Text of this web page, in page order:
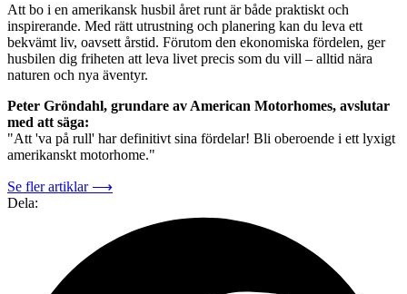
Att bo i en amerikansk husbil året runt är både praktiskt och
inspirerande. Med rätt utrustning och planering kan du leva ett
bekvämt liv, oavsett årstid. Förutom den ekonomiska fördelen, ger
husbilen dig friheten att leva livet precis som du vill – alltid nära
naturen och nya äventyr.
Peter Gröndahl, grundare av American Motorhomes, avslutar
med att säga:
"Att 'va på rull' har definitivt sina fördelar! Bli oberoende i ett lyxigt
amerikanskt motorhome."
Se fler artiklar ⟶
Dela: